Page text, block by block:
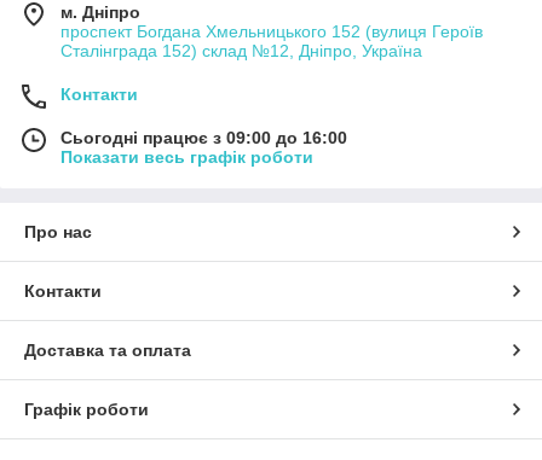
м. Дніпро
проспект Богдана Хмельницького 152 (вулиця Героїв
Сталінграда 152) склад №12, Дніпро, Україна
Контакти
Сьогодні працює з 09:00 до 16:00
Показати весь графік роботи
Про нас
Контакти
Доставка та оплата
Графік роботи